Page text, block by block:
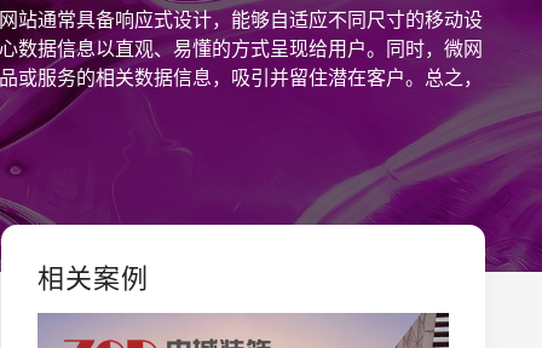
网站建设定制改版
定制化网站建设改版方案
手机微信网站建设
牌官网
牌型网站建设
企业营销网站
营销型网站建力企业公信力
站建设解决方
政府网站建设解决方案
设解决方案
解决方案 企业网站建设解决方案
计
Design
网站观点
站通常具备响应式设计，能够自适应不同尺寸的移动设
数据信息以直观、易懂的方式呈现给用户。同时，微网
服务的相关数据信息，吸引并留住潜在客户。总之，
相关案例